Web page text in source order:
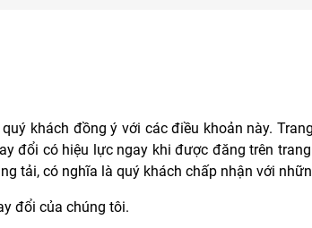
khách đồng ý với các điều khoản này.
đổi có hiệu lực ngay khi được đăng trên
tải, có nghĩa là quý khách chấp nhận với
đổi của chúng tôi.